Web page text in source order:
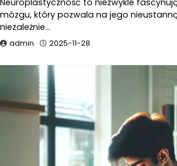
Neuroplastyczność to niezwykle
mózgu, który pozwala na jego
niezależnie…
admin 2025-11-28